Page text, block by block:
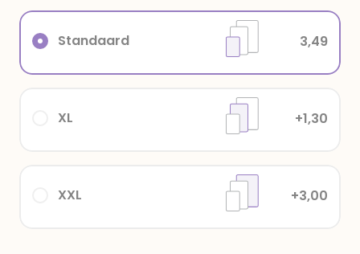
XXL +3,00
XL +1,30
Standaard 3,49